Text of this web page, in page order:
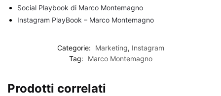
Social Playbook di Marco Montemagno
Instagram PlayBook – Marco Montemagno
Categorie: Marketing, Instagram
Tag:
Marco Montemagno
Prodotti correlati